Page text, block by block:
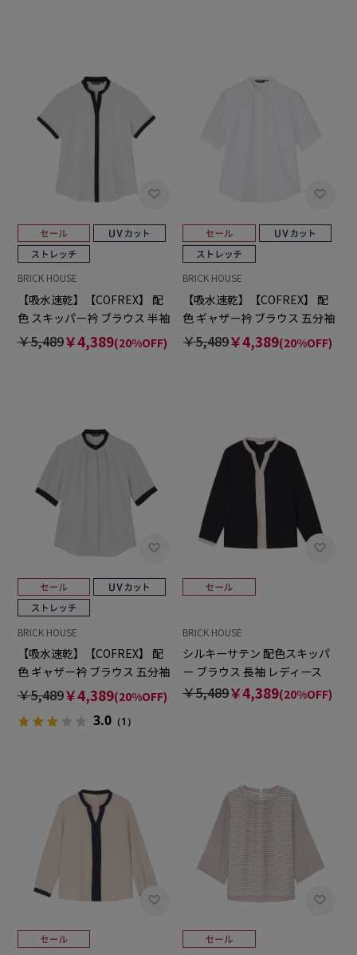
BRICK HOUSE
【吸水速乾】【COFREX】 配
色 スキッパー衿 ブラウス 半袖
レディースデザインシャツ
￥5,489￥4,389(20%OFF)
BRICK HOUSE
【吸水速乾】【COFREX】 配
色 ギャザー衿 ブラウス 五分袖
レディースデザインシャツ
￥5,489￥4,389(20%OFF)
BRICK HOUSE
【吸水速乾】【COFREX】 配
色 ギャザー衿 ブラウス 五分袖
レディースデザインシャツ
￥5,489￥4,389(20%OFF)
3.0（1）
BRICK HOUSE
シルキーサテン 配色スキッパ
ー ブラウス 長袖 レディース
￥5,489￥4,389(20%OFF)